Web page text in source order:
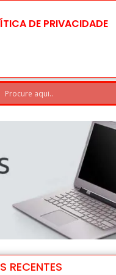
DE PRIVACIDADE
RECENTES